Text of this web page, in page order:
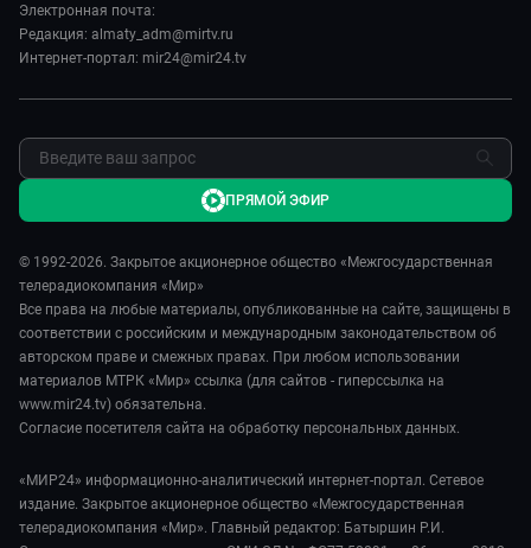
Реклама
Обратная связь
Электронная почта:
Редакция: almaty_adm@mirtv.ru
Интернет-портал: mir24@mir24.tv
© 1992-2026. Закрытое акционерное общество «Межгосударственная
телерадиокомпания «Мир»
Все права на любые материалы, опубликованные на сайте, защищены в
соответствии с российским и международным законодательством об
авторском праве и смежных правах. При любом использовании
материалов МТРК «Мир» ссылка (для сайтов - гиперссылка на
www.mir24.tv) обязательна.
Согласие посетителя сайта на обработку персональных данных.
«МИР24» информационно-аналитический интернет-портал. Сетевое
издание. Закрытое акционерное общество «Межгосударственная
телерадиокомпания «Мир». Главный редактор: Батыршин Р.И.
ПРЯМОЙ ЭФИР